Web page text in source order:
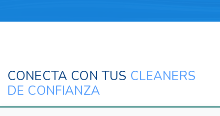
CONECTA CON TUS CLEANERS
DE CONFIANZA